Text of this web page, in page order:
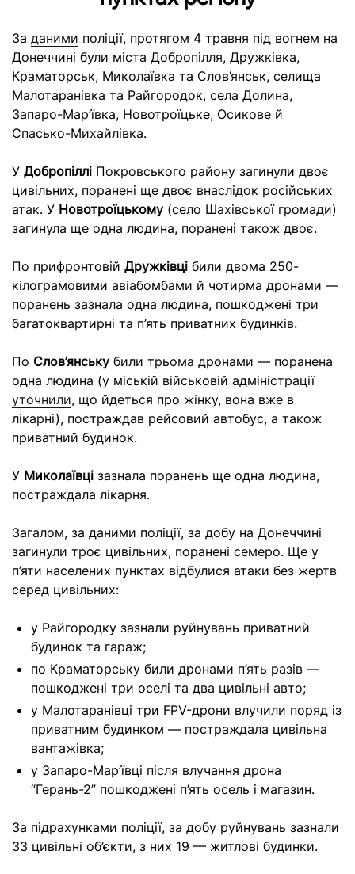
За даними поліції, протягом 4 травня під вогнем на
Донеччині були міста Добропілля, Дружківка,
Краматорськ, Миколаївка та Слов’янськ, селища
Малотаранівка та Райгородок, села Долина,
Запаро-Мар’ївка, Новотроїцьке, Осикове й
Спасько-Михайлівка.
У Добропіллі Покровського району загинули двоє
цивільних, поранені ще двоє внаслідок російських
атак. У Новотроїцькому (село Шахівської громади)
загинула ще одна людина, поранені також двоє.
По прифронтовій Дружківці били двома 250-
кілограмовими авіабомбами й чотирма дронами —
поранень зазнала одна людина, пошкоджені три
багатоквартирні та п’ять приватних будинків.
По Слов’янську били трьома дронами — поранена
одна людина (у міській військовій адміністрації
уточнили, що йдеться про жінку, вона вже в
лікарні), постраждав рейсовий автобус, а також
приватний будинок.
У Миколаївці зазнала поранень ще одна людина,
постраждала лікарня.
Загалом, за даними поліції, за добу на Донеччині
загинули троє цивільних, поранені семеро. Ще у
п’яти населених пунктах відбулися атаки без жертв
серед цивільних:
у Райгородку зазнали руйнувань приватний
будинок та гараж;
по Краматорську били дронами п’ять разів —
пошкоджені три оселі та два цивільні авто;
у Малотаранівці три FPV-дрони влучили поряд із
приватним будинком — постраждала цивільна
вантажівка;
у Запаро-Мар’ївці після влучання дрона
“Герань-2” пошкоджені п’ять осель і магазин.
За підрахунками поліції, за добу руйнувань зазнали
33 цивільні об’єкти, з них 19 — житлові будинки.